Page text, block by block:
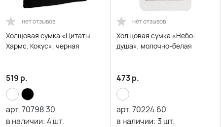
нет отзывов
Холщовая сумка «Цитаты.
Хармс. Кокус», черная
519 р.
арт.70798.30
в наличии:4шт.
нет отзывов
Холщовая сумка «Небо-
душа», молочно-белая
473р.
арт.70224.60
в наличии:3 шт.